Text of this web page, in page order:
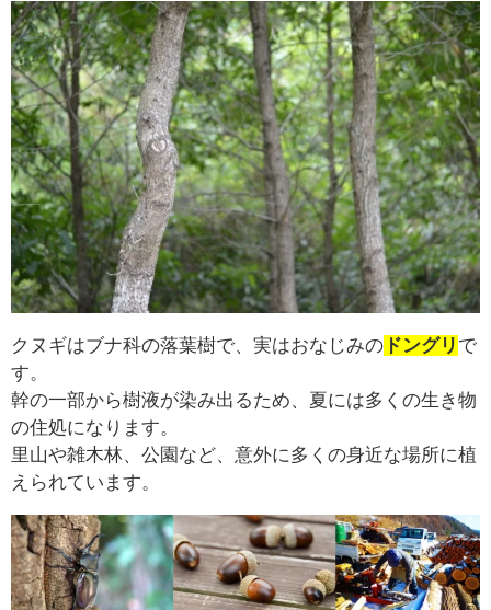
クヌギはブナ科の落葉樹で、実はおなじみの ドングリ で
す。
幹の一部から樹液が染み出るため、夏には多くの生き物
の住処になります。
里山や雑木林、公園など、意外に多くの身近な場所に植
えられています。